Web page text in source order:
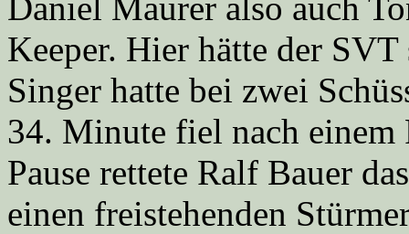
Keeper. Hier hätte der
Singer hatte bei zwei
34. Minute fiel nach
Pause rettete Ralf Bauer
einen freistehenden